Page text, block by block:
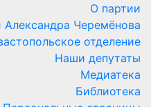
О партии
Александра Черемёнова
отделение
Наши депутаты
Медиатека
Библиотека